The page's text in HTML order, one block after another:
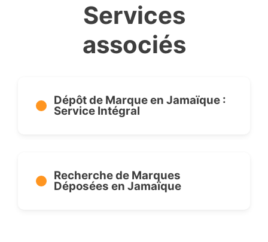
Services
associés
Dépôt de Marque en Jamaïque :
Service Intégral
Recherche de Marques
Déposées en Jamaïque